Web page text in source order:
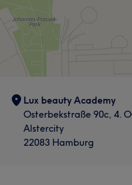
Lux beauty Academy
Osterbekstraße 90c, 4.
Alstercity
22083 Hamburg